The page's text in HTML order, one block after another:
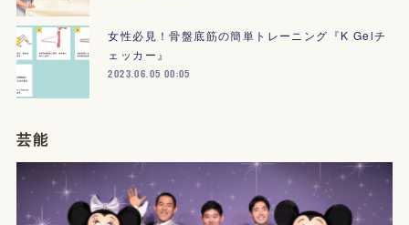
女性必見！骨盤底筋の簡単トレーニング『K Gelチ
ェッカー』
2023.06.05 00:05
芸能